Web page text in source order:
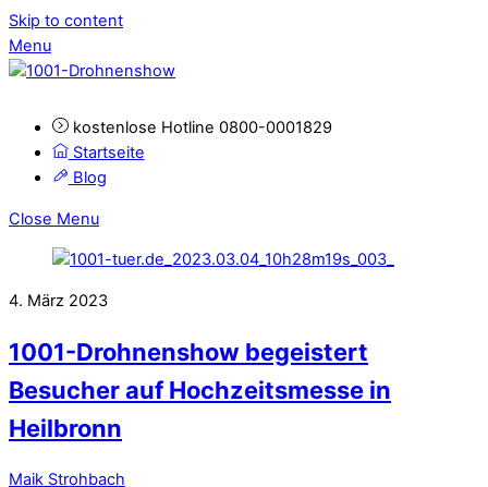
Skip to content
Menu
kostenlose Hotline 0800-0001829
Startseite
Blog
Close Menu
4. März 2023
1001-Drohnenshow begeistert
Besucher auf Hochzeitsmesse in
Heilbronn
Maik Strohbach